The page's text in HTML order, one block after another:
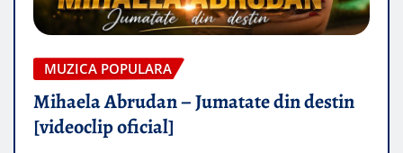
MUZICA POPULARA
Mihaela Abrudan – Jumatate din destin
[videoclip oficial]